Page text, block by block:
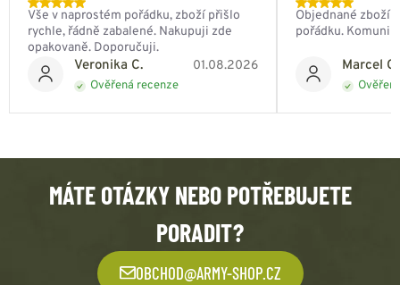
Veronika C. 01.08.2026
Ověřená recenze
Vše v naprostém pořádku, zboží přišlo
rychle, řádně zabalené. Nakupuji zde
opakovaně. Doporučuji.
Marcel
Objednané zboží
pořádku.
MÁTE OTÁZKY NEBO POTŘEBUJETE
PORADIT?
OBCHOD@ARMY-SHOP.CZ